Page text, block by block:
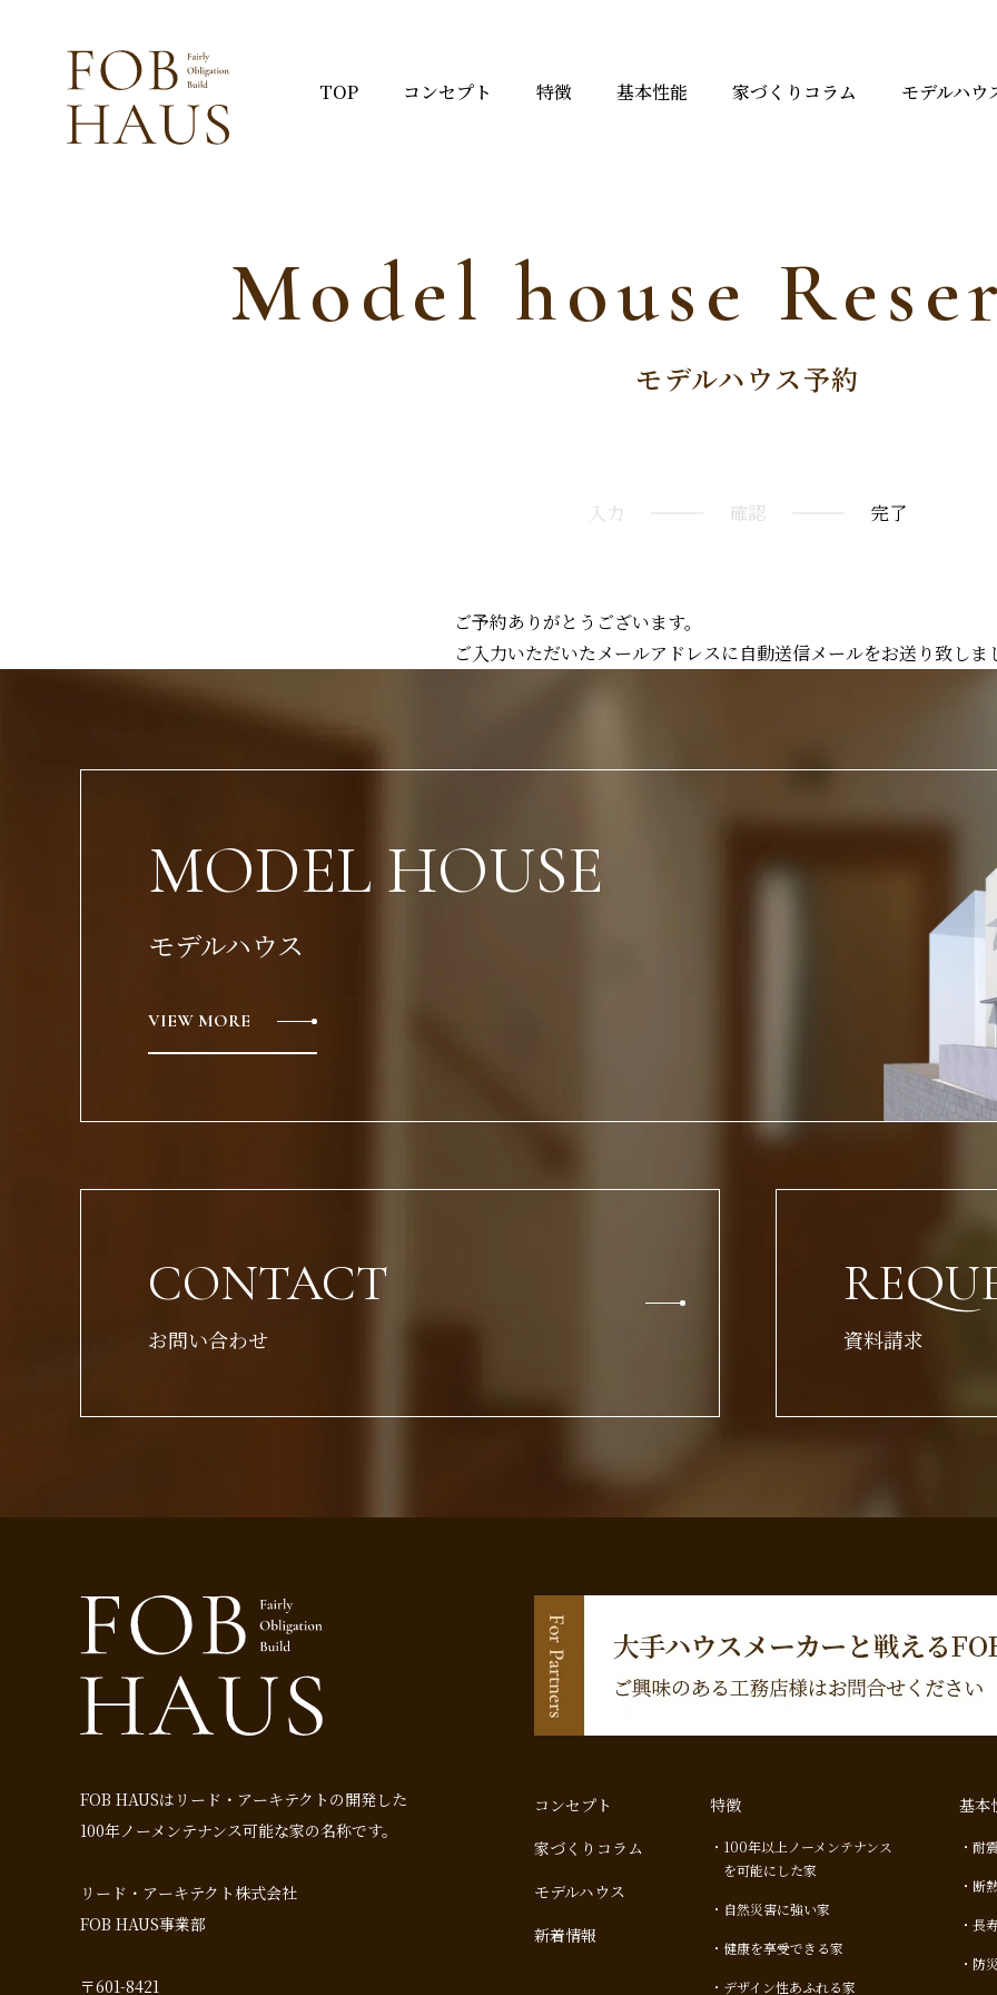
TOP コンセプト 特徴 基本性能 家づくりコラム モデルハウ
Model house
モデルハウス予約
入力 確認 完了
ご予約ありがとうございます。
ご入力いただいたメールアドレスに自動送信メールをお送り致しま
MODEL HOUSE
モデルハウス
VIEW MORE
CONTACT
お問い合わせ 資料請求
FOB HAUSはリード・アーキテクトの開発した
100年ノーメンテナンス可能な家の名称です。
リード・アーキテクト株式会社
FOB HAUS事業部
〒601-8421
コンセプト
家づくりコラム
モデルハウス
新着情報
特徴
100年以上ノーメンテナンス
を可能にした家
自然災害に強い家
健康を享受できる家
デザイン性あふれる家
基本
耐
断
長
防